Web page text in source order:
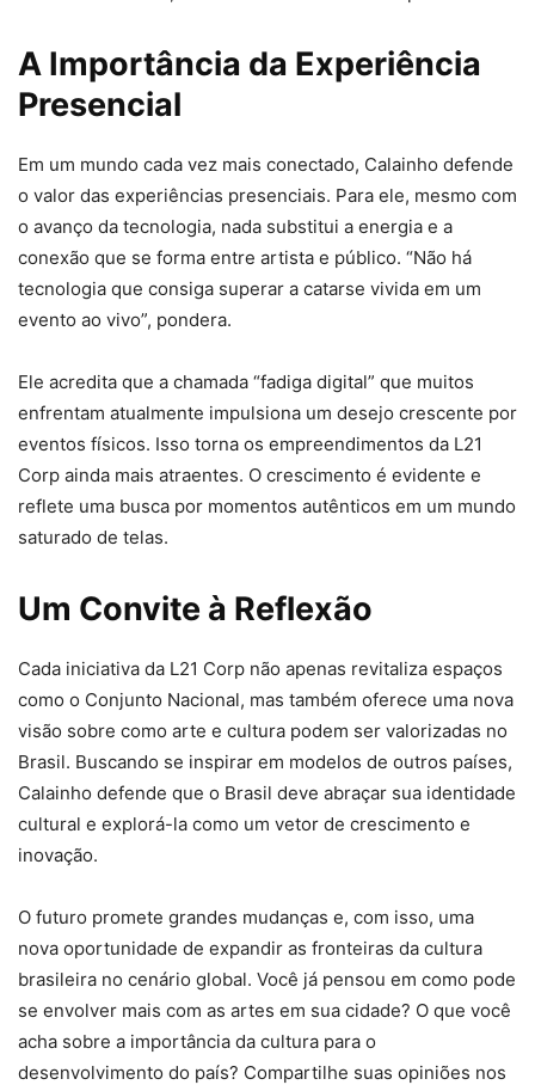
A Importância da Experiência
Presencial
Em um mundo cada vez mais conectado, Calainho defende
o valor das experiências presenciais. Para ele, mesmo com
o avanço da tecnologia, nada substitui a energia e a
conexão que se forma entre artista e público. “Não há
tecnologia que consiga superar a catarse vivida em um
evento ao vivo”, pondera.
Ele acredita que a chamada “fadiga digital” que muitos
enfrentam atualmente impulsiona um desejo crescente por
eventos físicos. Isso torna os empreendimentos da L21
Corp ainda mais atraentes. O crescimento é evidente e
reflete uma busca por momentos autênticos em um mundo
saturado de telas.
Um Convite à Reflexão
Cada iniciativa da L21 Corp não apenas revitaliza espaços
como o Conjunto Nacional, mas também oferece uma nova
visão sobre como arte e cultura podem ser valorizadas no
Brasil. Buscando se inspirar em modelos de outros países,
Calainho defende que o Brasil deve abraçar sua identidade
cultural e explorá-la como um vetor de crescimento e
inovação.
O futuro promete grandes mudanças e, com isso, uma
nova oportunidade de expandir as fronteiras da cultura
brasileira no cenário global. Você já pensou em como pode
se envolver mais com as artes em sua cidade? O que você
acha sobre a importância da cultura para o
desenvolvimento do país? Compartilhe suas opiniões nos